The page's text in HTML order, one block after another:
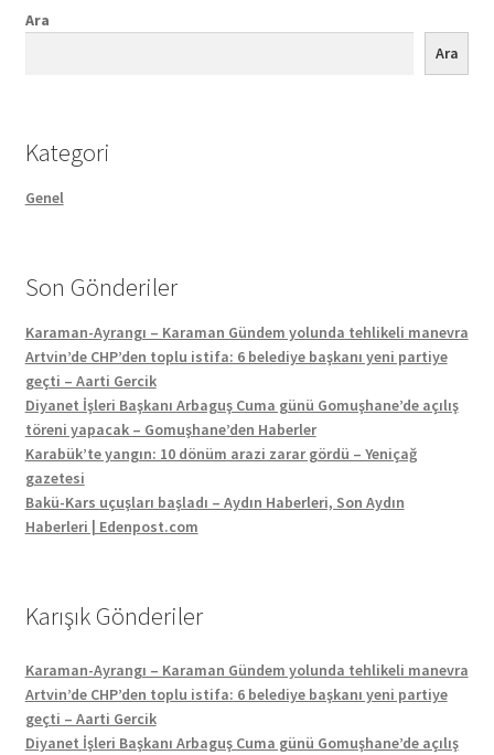
Ara
Ara
Kategori
Genel
Son Gönderiler
Karaman-Ayrangı – Karaman Gündem yolunda tehlikeli manevra
Artvin’de CHP’den toplu istifa: 6 belediye başkanı yeni partiye
geçti – Aarti Gercik
Diyanet İşleri Başkanı Arbaguş Cuma günü Gomuşhane’de açılış
töreni yapacak – Gomuşhane’den Haberler
Karabük’te yangın: 10 dönüm arazi zarar gördü – Yeniçağ
gazetesi
Bakü-Kars uçuşları başladı – Aydın Haberleri, Son Aydın
Haberleri | Edenpost.com
Karışık Gönderiler
Karaman-Ayrangı – Karaman Gündem yolunda tehlikeli manevra
Artvin’de CHP’den toplu istifa: 6 belediye başkanı yeni partiye
geçti – Aarti Gercik
Diyanet İşleri Başkanı Arbaguş Cuma günü Gomuşhane’de açılış